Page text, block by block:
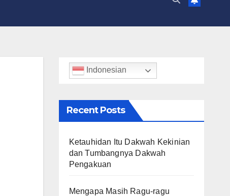
Indonesian
Recent Posts
Ketauhidan Itu Dakwah Kekinian
dan Tumbangnya Dakwah
Pengakuan
Mengapa Masih Ragu-ragu